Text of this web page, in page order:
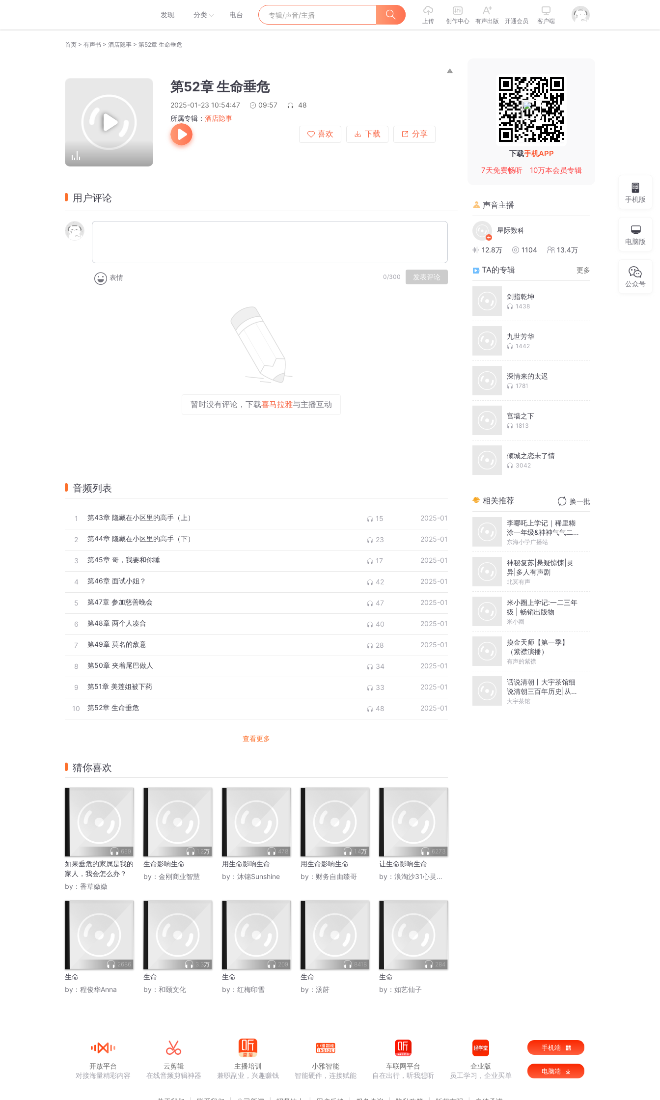
发现 分类 电台
上传 创作中心 有声出版 开通会员 客户端
首页 > 有声书 > 酒店隐事 > 第52章 生命垂危
第52章 生命垂危
2025-01-23 10:54:47 09:57
48
所属专辑： 酒店隐事
喜欢
下载 分享
用户评论
表情 0/300 发表评论
暂时没有评论，下载喜马拉雅与主播互动
音频列表
1 第43章 隐藏在小区里的高手（上） 15 2025-01
2 第44章 隐藏在小区里的高手（下） 23 2025-01
3 第45章 哥，我要和你睡 17 2025-01
4 第46章 面试小姐？ 42 2025-01
5 第47章 参加慈善晚会 47 2025-01
6 第48章 两个人凑合 40 2025-01
7 第49章 莫名的敌意 28 2025-01
8 第50章 夹着尾巴做人 34 2025-01
9 第51章 美莲姐被下药 33 2025-01
10 第52章 生命垂危 48 2025-01
查看更多
猜你喜欢
669
如果垂危的家属是我的
家人，我会怎么办？
by： 香草媺媺
1.2万
生命影响生命
by： 金刚商业智慧
478
用生命影响生命
by： 沐锦Sunshine
1.4万
用生命影响生命
by： 财务自由臻哥
6273
让生命影响生命
by： 浪淘沙31心灵驿站
2686
生命
by： 程俊华Anna
3.3万
生命
by： 和颐文化
209
生命
by： 红梅印雪
8418
生命
by： 汤莳
284
生命
by： 如艺仙子
下载手机APP
7天免费畅听
10万本会员专辑
声音主播
星际数科
12.8万 1104 13.4万
TA的专辑 更多
剑指乾坤
1438
九世芳华
1442
深情来的太迟
1781
宫墙之下
1813
倾城之恋未了情
3042
相关推荐 换一批
李哪吒上学记｜稀里糊
涂一年级&神神气气二年
级
东海小学广播站
神秘复苏|悬疑惊悚|灵
异|多人有声剧
北冥有声
米小圈上学记:一二三年
级 | 畅销出版物
米小圈
摸金天师【第一季】
（紫襟演播）
有声的紫襟
话说清朝丨大宇茶馆细
说清朝三百年历史|从努
尔哈赤到末代皇帝溥仪|
大宇茶馆
手机版
电脑版
公众号
开放平台
对接海量精彩内容
云剪辑
在线音频剪辑神器
主播培训
兼职副业，兴趣赚钱
小雅智能
智能硬件，连接赋能
车联网平台
自在出行，听我想听
企业版
员工学习，企业买单
手机端
电脑端